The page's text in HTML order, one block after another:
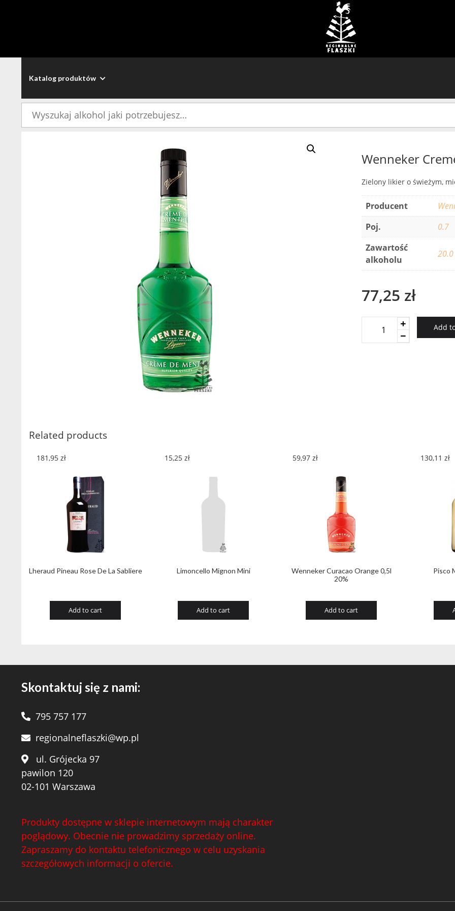
Katalog produktów
Wenneker
Zielony likier o świeżym,
Producent
Poj.
0.7
Zawartość
alkoholu
20.0
77,25 zł
Wenneker
Creme
Add
Related products
Lheraud Pineau Rose De La Sabliere
181,95 zł
Add to cart
Limoncello Mignon Mini
15,25 zł
Add to cart
Wenneker Curacao Orange 0,5l
20%
59,97 zł
Add to cart
Pisco
130,11 zł
Skontaktuj się z nami:
795 757 177
regionalneflaszki@wp.pl
ul. Grójecka 97
pawilon 120
02-101 Warszawa
Produkty dostępne w sklepie internetowym mają charakter
poglądowy. Obecnie nie prowadzimy sprzedaży online.
Zapraszamy do kontaktu telefonicznego w celu uzyskania
szczegółowych informacji o ofercie.